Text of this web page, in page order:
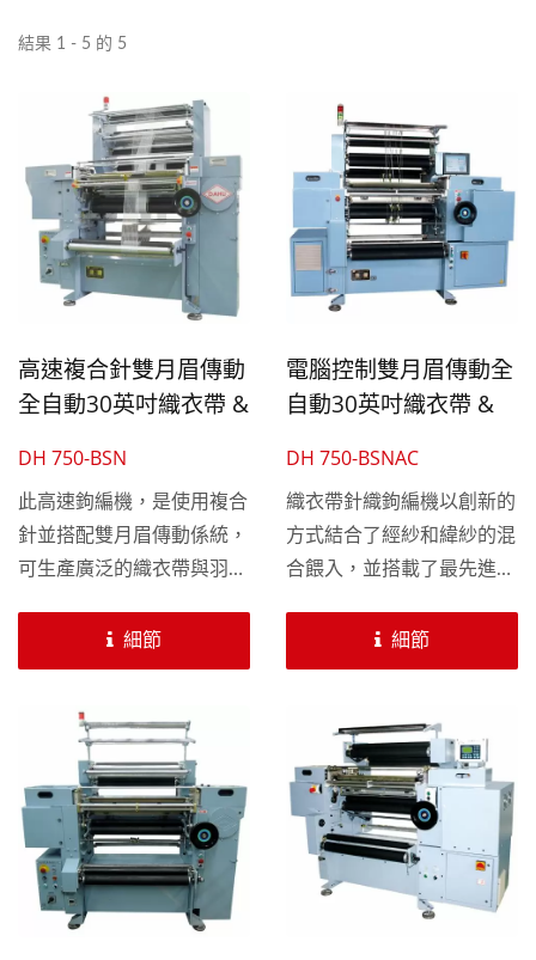
結果 1 - 5 的 5
高速複合針雙月眉傳動
全自動30英吋織衣帶 &
DH 750-BSN
此高速鉤編機，是使用複合
針並搭配雙月眉傳動係統，
可生產廣泛的織衣帶與羽毛
紗針板運用花板操作，可設
計眾多花樣。 此機型可配
與20針。
細節
電腦控制雙月眉傳動全
自動30英吋織衣帶 &
DH 750-BSNAC
織衣帶針織鉤編機以創新的
方式結合了經紗和緯紗的混
合餵入，並搭載了最先進的
式紗的設計帶來全新的可能
性。它不僅提供多樣的緯紗
的變化和送紗的同步調整，
從而豐富了設計元素。同
時，機器配備了全新的電腦
系統，可做單軸多角度設定
與多軸獨立調整，使操作更
加靈活。這款鉤編機不僅提
細節